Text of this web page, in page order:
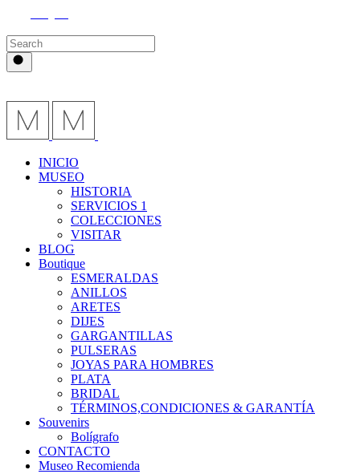
INICIO
MUSEO
HISTORIA
SERVICIOS 1
COLECCIONES
VISITAR
BLOG
Boutique
ESMERALDAS
ANILLOS
ARETES
DIJES
GARGANTILLAS
PULSERAS
JOYAS PARA HOMBRES
PLATA
BRIDAL
TÉRMINOS,CONDICIONES & GARANTÍA
Souvenirs
Bolígrafo
CONTACTO
Museo Recomienda